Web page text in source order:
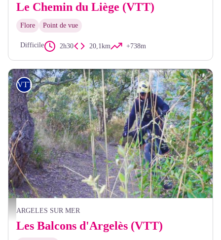
Le Chemin du Liège (VTT)
Flore Point de vue
Difficile 2h30 20,1km +738m
Prêt pour le départ - CCACVI
VTT
ARGELES SUR MER
Les Balcons d'Argelès (VTT)